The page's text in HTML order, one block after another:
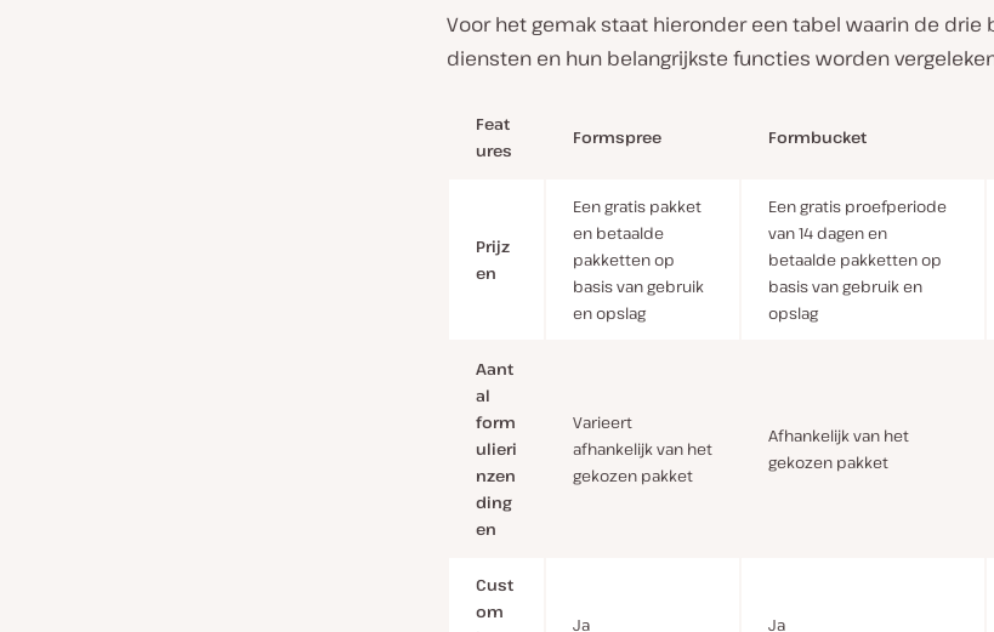
Voor het gemak staat hieronder een tabel waarin de drie
diensten en hun belangrijkste functies worden
Feat
ures
Formspree Formbucket
Prijz
en
Een gratis pakket
en betaalde
pakketten op
basis van gebruik
en opslag
Een gratis proefperiode
van 14 dagen en
betaalde pakketten op
basis van gebruik en
opslag
Aant
al
form
ulieri
nzen
ding
en
Varieert
afhankelijk van het
gekozen pakket
Afhankelijk van het
gekozen pakket
Cust
om
Ja Ja